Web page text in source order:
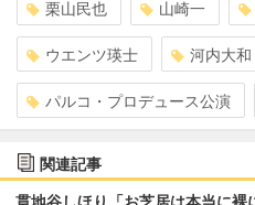
栗山民也 山崎一
ウエンツ瑛士 河内大和
パルコ・プロデュース公演
関連記事
貫地谷しほり「お芝居は本当に